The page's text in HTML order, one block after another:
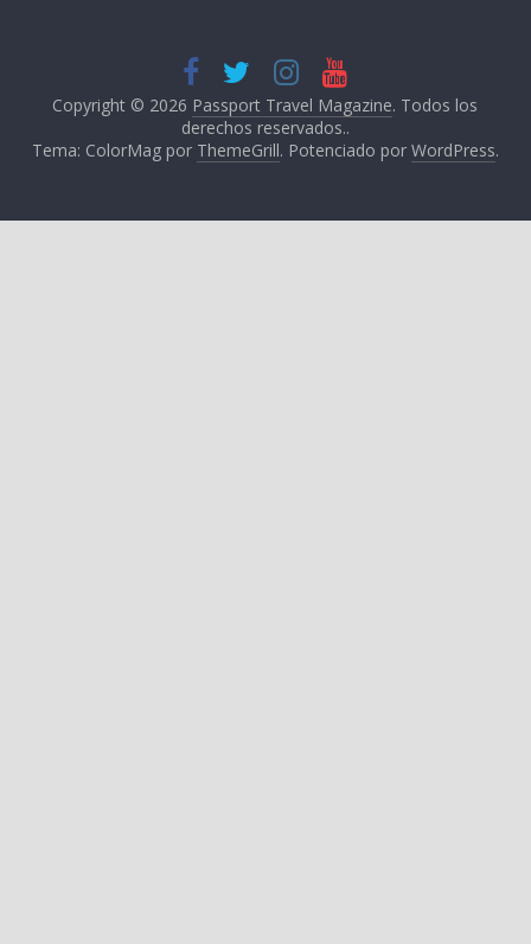
Copyright © 2026 Passport Travel Magazine. Todos los
derechos reservados..
Tema: ColorMag por ThemeGrill. Potenciado por WordPress.